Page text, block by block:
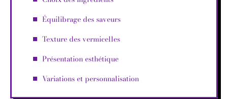
Équilibrage des saveurs
Texture des vermicelles
Présentation esthétique
Variations et personnalisation